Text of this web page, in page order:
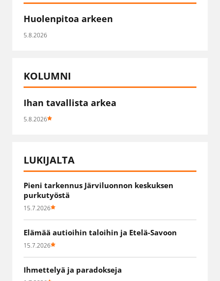
Huolenpitoa arkeen
5.8.2026
KOLUMNI
Ihan tavallista arkea
5.8.2026
LUKIJALTA
Pieni tarkennus Järviluonnon keskuksen
purkutyöstä
15.7.2026
Elämää autioihin taloihin ja Etelä-Savoon
15.7.2026
Ihmettelyä ja paradokseja